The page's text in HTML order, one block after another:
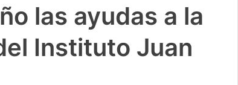
las ayudas a la
Instituto Juan